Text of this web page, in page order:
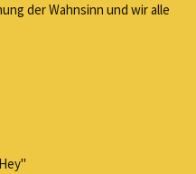
der Wahnsinn und wir alle